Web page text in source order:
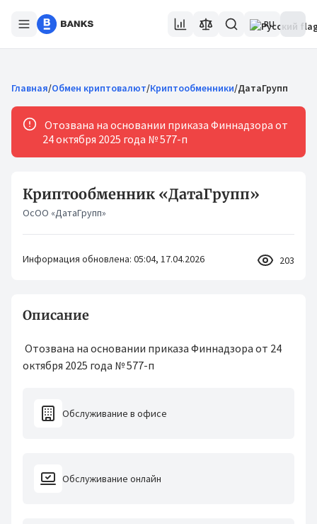
RU
Главная/Обмен криптовалют/Криптообменники/ДатаГрупп
Отозвана на основании приказа Финнадзора от
24 октября 2025 года № 577-п
Криптообменник «ДатаГрупп»
ОсОО «ДатаГрупп»
Информация обновлена: 05:04, 17.04.2026 203
Описание
Отозвана на основании приказа Финнадзора от 24
октября 2025 года № 577-п
Обслуживание в офисе
Обслуживание онлайн